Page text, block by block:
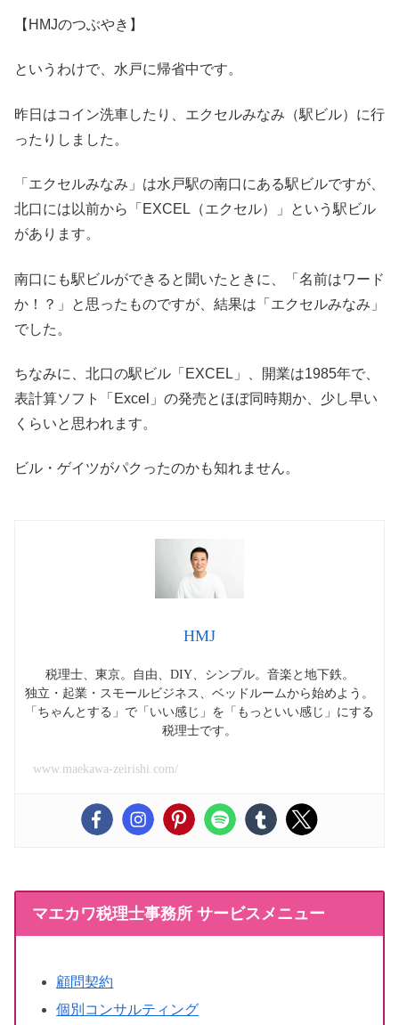
【HMJのつぶやき】
というわけで、水戸に帰省中です。
昨日はコイン洗車したり、エクセルみなみ（駅ビル）に行
ったりしました。
「エクセルみなみ」は水戸駅の南口にある駅ビルですが、
北口には以前から「EXCEL（エクセル）」という駅ビル
があります。
南口にも駅ビルができると聞いたときに、「名前はワード
か！？」と思ったものですが、結果は「エクセルみなみ」
でした。
ちなみに、北口の駅ビル「EXCEL」、開業は1985年で、
表計算ソフト「Excel」の発売とほぼ同時期か、少し早い
くらいと思われます。
ビル・ゲイツがパクったのかも知れません。
HMJ
税理士、東京。自由、DIY、シンプル。音楽と地下鉄。
独立・起業・スモールビジネス、ベッドルームから始めよう。
「ちゃんとする」で「いい感じ」を「もっといい感じ」にする
税理士です。
www.maekawa-zeirishi.com/
マエカワ税理士事務所 サービスメニュー
顧問契約
個別コンサルティング